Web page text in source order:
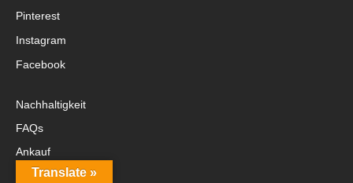
Pinterest
Instagram
Facebook
Nachhaltigkeit
FAQs
Ankauf
Translate »